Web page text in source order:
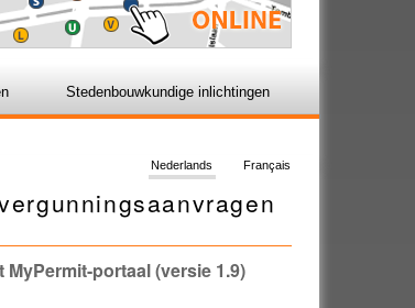
Stedenbouwkundige inlichtingen
Français
Nederlands
MyPermit-portaal (versie 1.9)